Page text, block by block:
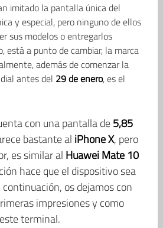
imitado la pantalla única del
y especial, pero ninguno de ellos
sus modelos o entregarlos
está a punto de cambiar, la marca
además de comenzar la
antes del 29 de enero, es el
con una pantalla de5,85
bastante al iPhone X, pero
es similar al Huawei Mate 10
hace que el dispositivo sea
os dejamos con
impresiones y como
terminal.